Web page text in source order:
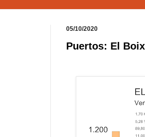
05/10/2020
Puertos: El